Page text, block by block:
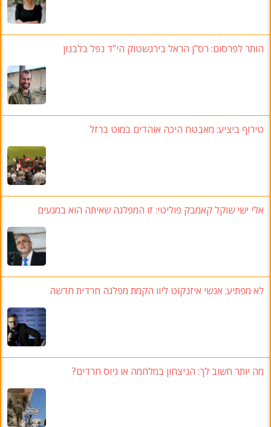
הותר לפרסום: רס"ן הראל בירנשטוק הי”ד נפל בלבנון
טירוף ביציע: מאבטח היכה אוהדים במוט ברזל
אלי ישי שוקל קאמבק פוליטי: זו המפלגה שאיתה הוא במגעים
לא מפתיע: אנשי איזנקוט ליוו הקמת מפלגה חרדית חדשה
מה יותר חשוב לך: הניצחון במלחמה או גיוס חרדים?